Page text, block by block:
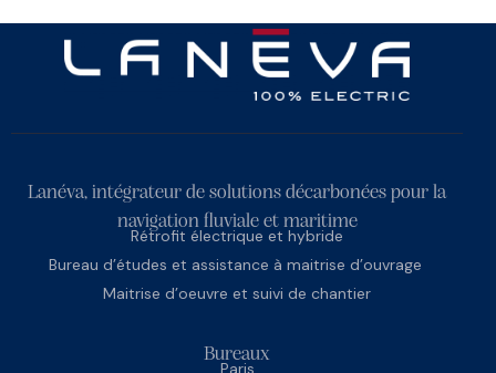
Lanéva, intégrateur de solutions décarbonées pour la
navigation fluviale et maritime
Rétrofit électrique et hybride
Bureau d’études et assistance à maitrise d’ouvrage
Maitrise d’oeuvre et suivi de chantier
Bureaux
Paris